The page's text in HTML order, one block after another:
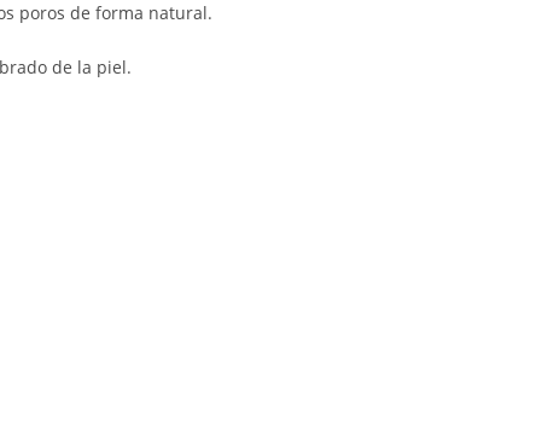
poros de forma natural.
de la piel.